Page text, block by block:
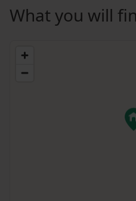
What you will